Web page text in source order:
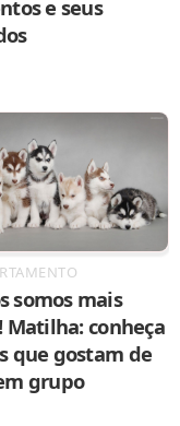
e seus
somos mais
Matilha: conheça
que gostam de
grupo